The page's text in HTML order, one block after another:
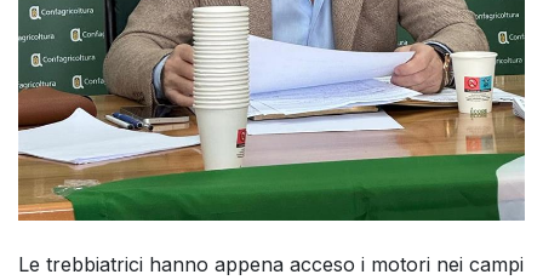
Le trebbiatrici hanno appena acceso i motori nei campi